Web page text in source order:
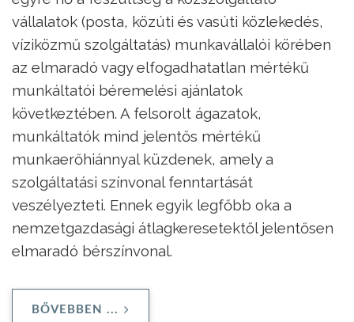
vállalatok (posta, közúti és vasúti közlekedés,
víziközmű szolgáltatás) munkavállalói körében
az elmaradó vagy elfogadhatatlan mértékű
munkáltatói béremelési ajánlatok
következtében. A felsorolt ágazatok,
munkáltatók mind jelentős mértékű
munkaerőhiánnyal küzdenek, amely a
szolgáltatási színvonal fenntartását
veszélyezteti. Ennek egyik legfőbb oka a
nemzetgazdasági átlagkeresetektől jelentősen
elmaradó bérszínvonal.
BŐVEBBEN ...